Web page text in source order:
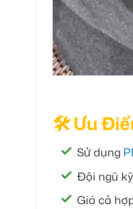
🛠 Ưu
Sử dụng
Đội ngũ
Giá cả